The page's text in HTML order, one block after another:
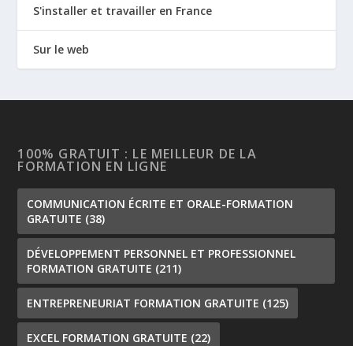
S'installer et travailler en France
Sur le web
100% GRATUIT : LE MEILLEUR DE LA
FORMATION EN LIGNE
COMMUNICATION ÉCRITE ET ORALE-FORMATION
GRATUITE (38)
DÉVELOPPEMENT PERSONNEL ET PROFESSIONNEL
FORMATION GRATUITE (211)
ENTREPRENEURIAT FORMATION GRATUITE (125)
EXCEL FORMATION GRATUITE (22)